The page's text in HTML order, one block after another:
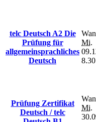
telc Deutsch A2 Die
Prüfung für
allgemeinsprachliches
Deutsch
Mi.
Prüfung Zertifikat
Deutsch / telc
Mi.